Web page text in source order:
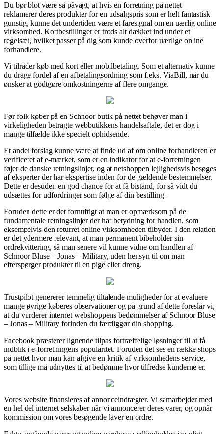
Du bør blot være så påvagt, at hvis en forretning på nettet
reklamerer deres produkter for en udsalgspris som er helt fantastisk
gunstig, kunne det undertiden være et faresignal om en uærlig online
virksomhed. Kortbestillinger er trods alt dækket ind under et
regelsæt, hvilket passer på dig som kunde overfor uærlige online
forhandlere.
Vi tilråder køb med kort eller mobilbetaling. Som et alternativ kunne
du drage fordel af en afbetalingsordning som f.eks. ViaBill, når du
ønsker at godtgøre omkostningerne af flere omgange.
Før folk køber på en Schnoor butik på nettet behøver man i
virkeligheden betragte webbutikkens handelsaftale, det er dog i
mange tilfælde ikke specielt ophidsende.
Et andet forslag kunne være at finde ud af om online forhandleren er
verificeret af e-mærket, som er en indikator for at e-forretningen
føjer de danske retningslinjer, og at netshoppen lejlighedsvis besøges
af eksperter der har ekspertise inden for de gældende bestemmelser.
Dette er desuden en god chance for at få bistand, for så vidt du
udsættes for udfordringer som følge af din bestilling.
Foruden dette er det fornuftigt at man er opmærksom på de
fundamentale retningslinjer der har betydning for handlen, som
eksempelvis den returret online virksomheden tilbyder. I den relation
er det ydermere relevant, at man permanent bibeholder sin
ordrekvittering, så man senere vil kunne vidne om handlen af
Schnoor Bluse – Jonas – Military, uden hensyn til om man
efterspørger produkter til en pige eller dreng.
Trustpilot genererer temmelig tiltalende muligheder for at evaluere
mange øvrige køberes observationer og på grund af dette foreslår vi,
at du vurderer internet webshoppens bedømmelser af Schnoor Bluse
– Jonas – Military forinden du færdiggør din shopping.
Facebook præsterer lignende tilpas fortræffelige løsninger til at få
indblik i e-forretningens popularitet. Foruden det ses en række shops
på nettet hvor man kan afgive en kritik af virksomhedens service,
som tillige må udnyttes til at bedømme hvor tilfredse kunderne er.
Vores website finansieres af annonceindtægter. Vi samarbejder med
en hel del internet selskaber når vi annoncerer deres varer, og opnår
kommission om vores besøgende laver en ordre.